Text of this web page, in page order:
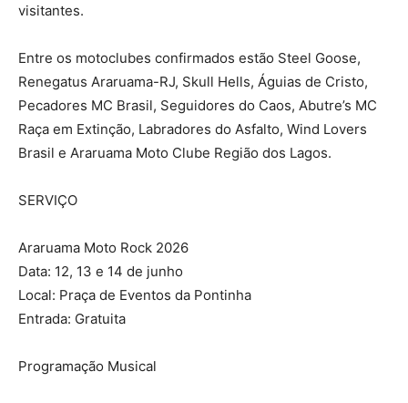
visitantes.
Entre os motoclubes confirmados estão Steel Goose,
Renegatus Araruama-RJ, Skull Hells, Águias de Cristo,
Pecadores MC Brasil, Seguidores do Caos, Abutre’s MC
Raça em Extinção, Labradores do Asfalto, Wind Lovers
Brasil e Araruama Moto Clube Região dos Lagos.
SERVIÇO
Araruama Moto Rock 2026
Data: 12, 13 e 14 de junho
Local: Praça de Eventos da Pontinha
Entrada: Gratuita
Programação Musical